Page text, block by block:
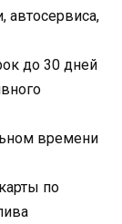
автосервиса,
до 30 дней
времени
по